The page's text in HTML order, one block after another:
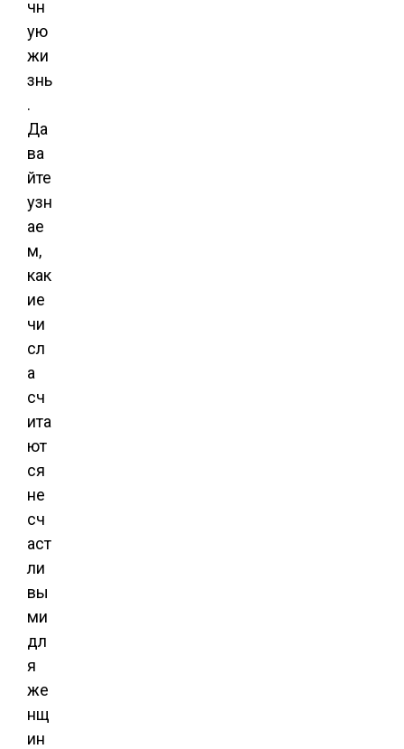
чн
ую
жи
знь
.
Да
ва
йте
узн
ае
м,
как
ие
чи
сл
а
сч
ита
ют
ся
не
сч
аст
ли
вы
ми
дл
я
же
нщ
ин